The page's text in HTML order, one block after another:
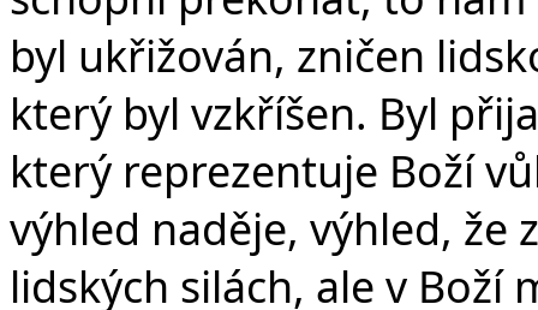
byl ukřižován, zničen
který byl vzkříšen. Byl
který reprezentuje Boží
výhled naděje, výhled, že
lidských silách, ale v Boží